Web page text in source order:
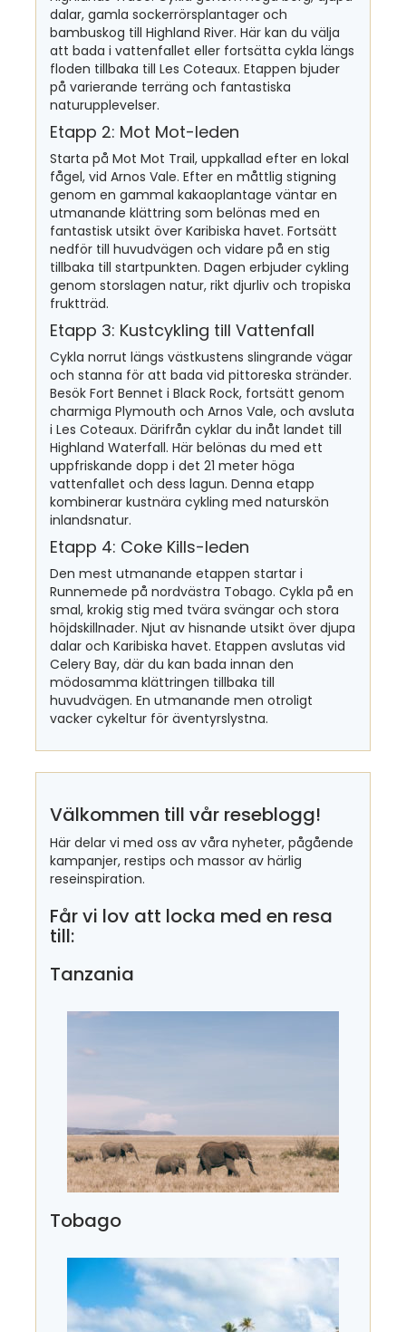
dalar, gamla sockerrörsplantager och
bambuskog till Highland River. Här kan du välja
att bada i vattenfallet eller fortsätta cykla längs
floden tillbaka till Les Coteaux. Etappen bjuder
på varierande terräng och fantastiska
naturupplevelser.
Etapp 2: Mot Mot-leden
Starta på Mot Mot Trail, uppkallad efter en lokal
fågel, vid Arnos Vale. Efter en måttlig stigning
genom en gammal kakaoplantage väntar en
utmanande klättring som belönas med en
fantastisk utsikt över Karibiska havet. Fortsätt
nedför till huvudvägen och vidare på en stig
tillbaka till startpunkten. Dagen erbjuder cykling
genom storslagen natur, rikt djurliv och tropiska
fruktträd.
Etapp 3: Kustcykling till Vattenfall
Cykla norrut längs västkustens slingrande vägar
och stanna för att bada vid pittoreska stränder.
Besök Fort Bennet i Black Rock, fortsätt genom
charmiga Plymouth och Arnos Vale, och avsluta
i Les Coteaux. Därifrån cyklar du inåt landet till
Highland Waterfall. Här belönas du med ett
uppfriskande dopp i det 21 meter höga
vattenfallet och dess lagun. Denna etapp
kombinerar kustnära cykling med naturskön
inlandsnatur.
Etapp 4: Coke Kills-leden
Den mest utmanande etappen startar i
Runnemede på nordvästra Tobago. Cykla på en
smal, krokig stig med tvära svängar och stora
höjdskillnader. Njut av hisnande utsikt över djupa
dalar och Karibiska havet. Etappen avslutas vid
Celery Bay, där du kan bada innan den
mödosamma klättringen tillbaka till
huvudvägen. En utmanande men otroligt
vacker cykeltur för äventyrslystna.
Välkommen till vår reseblogg!
Här delar vi med oss av våra nyheter, pågående
kampanjer, restips och massor av härlig
reseinspiration.
Får vi lov att locka med en resa
till:
Tanzania
Tobago